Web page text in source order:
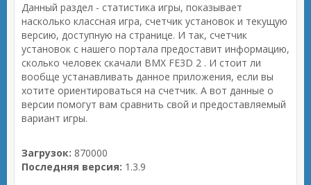
Данный раздел - статистика игры, показывает
насколько классная игра, счетчик установок и текущую
версию, доступную на странице. И так, счетчик
установок с нашего портала предоставит информацию,
сколько человек скачали BMX FE3D 2 . И стоит ли
вообще устанавливать данное приложения, если вы
хотите ориентироваться на счетчик. А вот данные о
версии помогут вам сравнить свой и предоставляемый
вариант игры.
Загрузок: 870000
Последняя версия: 1.3.9